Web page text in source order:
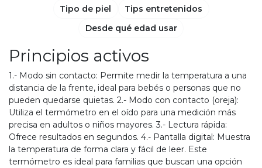
Principios activos
1.- Modo sin contacto: Permite medir la temperatura a una
distancia de la frente, ideal para bebés o personas que no
pueden quedarse quietas. 2.- Modo con contacto (oreja):
Utiliza el termómetro en el oído para una medición más
precisa en adultos o niños mayores. 3.- Lectura rápida:
Ofrece resultados en segundos. 4.- Pantalla digital: Muestra
la temperatura de forma clara y fácil de leer. Este
termómetro es ideal para familias que buscan una opción
Tipo de piel
Tips entretenidos
Desde qué edad usar